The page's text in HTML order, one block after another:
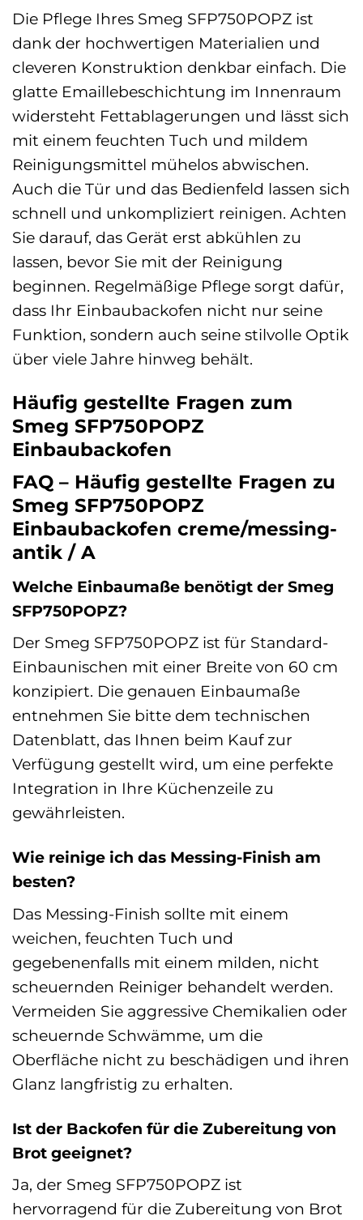
Die Pflege Ihres Smeg SFP750POPZ ist
dank der hochwertigen Materialien und
cleveren Konstruktion denkbar einfach. Die
glatte Emaillebeschichtung im Innenraum
widersteht Fettablagerungen und lässt sich
mit einem feuchten Tuch und mildem
Reinigungsmittel mühelos abwischen.
Auch die Tür und das Bedienfeld lassen sich
schnell und unkompliziert reinigen. Achten
Sie darauf, das Gerät erst abkühlen zu
lassen, bevor Sie mit der Reinigung
beginnen. Regelmäßige Pflege sorgt dafür,
dass Ihr Einbaubackofen nicht nur seine
Funktion, sondern auch seine stilvolle Optik
über viele Jahre hinweg behält.
Häufig gestellte Fragen zum
Smeg SFP750POPZ
Einbaubackofen
FAQ – Häufig gestellte Fragen zu
Smeg SFP750POPZ
Einbaubackofen creme/messing-
antik / A
Welche Einbaumaße benötigt der Smeg
SFP750POPZ?
Der Smeg SFP750POPZ ist für Standard-
Einbaunischen mit einer Breite von 60 cm
konzipiert. Die genauen Einbaumaße
entnehmen Sie bitte dem technischen
Datenblatt, das Ihnen beim Kauf zur
Verfügung gestellt wird, um eine perfekte
Integration in Ihre Küchenzeile zu
gewährleisten.
Wie reinige ich das Messing-Finish am
besten?
Das Messing-Finish sollte mit einem
weichen, feuchten Tuch und
gegebenenfalls mit einem milden, nicht
scheuernden Reiniger behandelt werden.
Vermeiden Sie aggressive Chemikalien oder
scheuernde Schwämme, um die
Oberfläche nicht zu beschädigen und ihren
Glanz langfristig zu erhalten.
Ist der Backofen für die Zubereitung von
Brot geeignet?
Ja, der Smeg SFP750POPZ ist
hervorragend für die Zubereitung von Brot